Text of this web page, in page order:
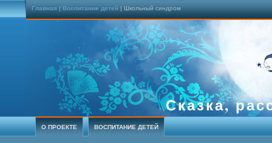
Главная | Воспитание детей | Школьный синдром
Сказка,
О ПРОЕКТЕ ВОСПИТАНИЕ ДЕТЕЙ